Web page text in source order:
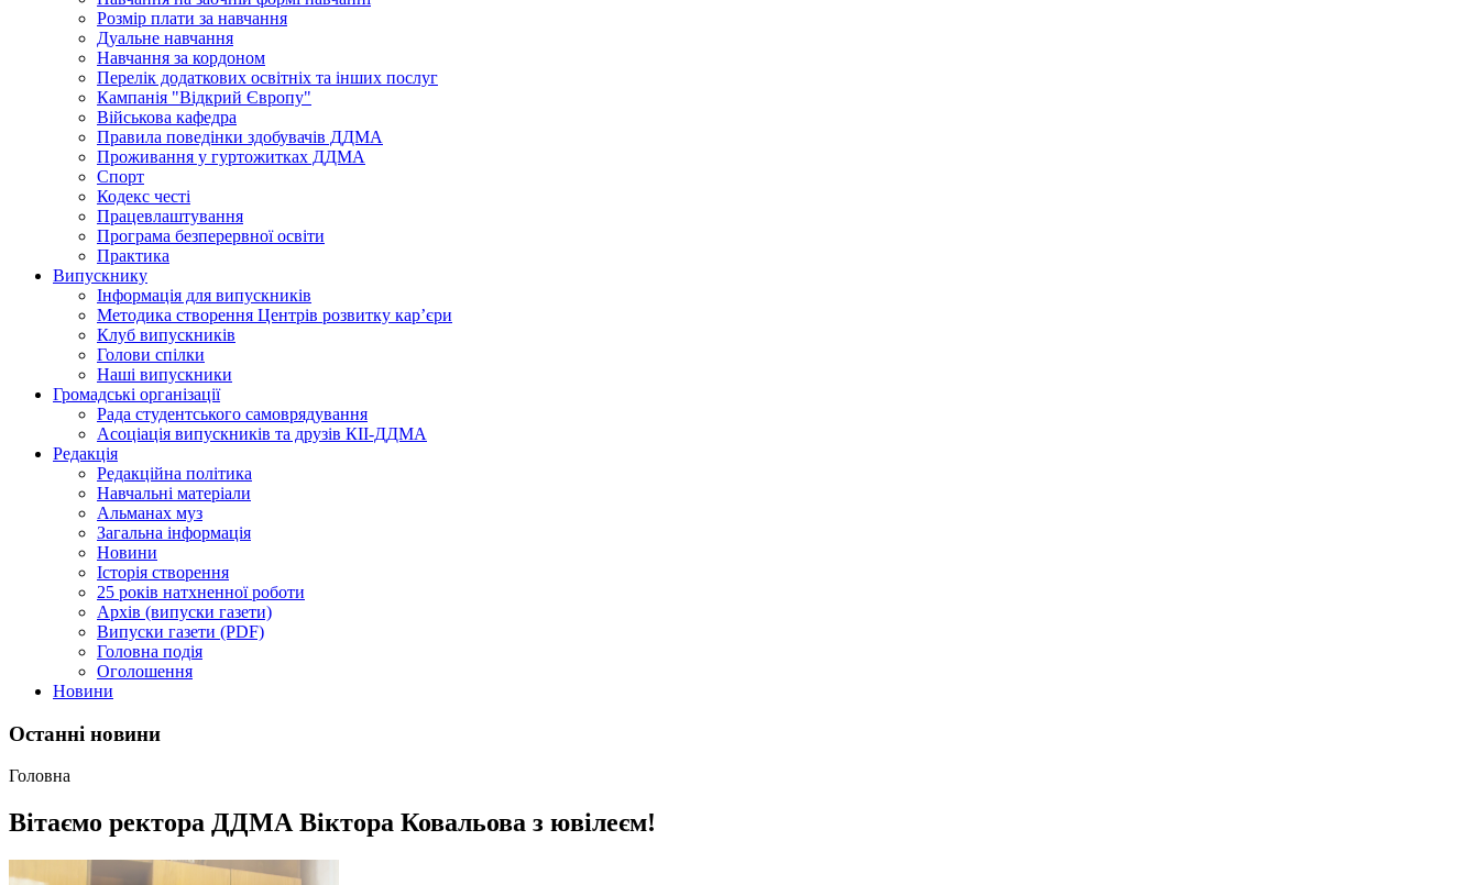
Розмір плати за навчання
Дуальне навчання
Навчання за кордоном
Перелік додаткових освітніх та інших послуг
Кампанія "Відкрий Європу"
Військова кафедра
Правила поведінки здобувачів ДДМА
Проживання у гуртожитках ДДМА
Спорт
Кодекс честі
Працевлаштування
Програма безперервної освіти
Практика
Випускнику
Інформація для випускників
Методика створення Центрів розвитку кар’єри
Клуб випускників
Голови спілки
Наші випускники
Громадські організації
Рада студентського самоврядування
Асоціація випускників та друзів КІІ-ДДМА
Редакція
Редакційна політика
Навчальні матеріали
Альманах муз
Загальна інформація
Новини
Історія створення
25 років натхненної роботи
Архів (випуски газети)
Випуски газети (PDF)
Головна подія
Оголошення
Новини
Останні новини
Головна
Вітаємо ректора ДДМА Віктора Ковальова з ювілеєм!